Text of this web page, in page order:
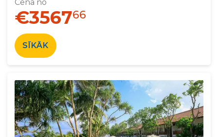
Cena no
€356766
SĪKĀK